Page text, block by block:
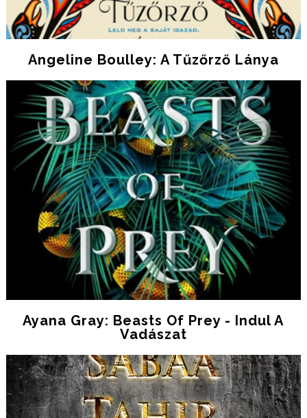
Angeline Boulley: A Tűzőrző Lánya
Ayana Gray: Beasts Of Prey - Indul A
Vadászat